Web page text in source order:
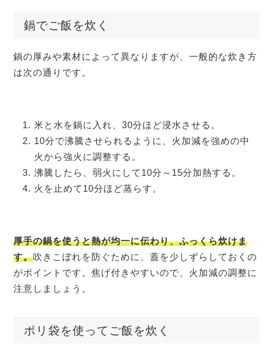
鍋でご飯を炊く
鍋の厚みや素材によって異なりますが、一般的な炊き方
は次の通りです。
米と水を鍋に入れ、30分ほど浸水させる。
10分で沸騰させられるように、火加減を強めの中
火から強火に調整する。
沸騰したら、弱火にして10分～15分加熱する。
火を止めて10分ほど蒸らす。
厚手の鍋を使うと熱が均一に伝わり、ふっくら炊けま
す。吹きこぼれを防ぐために、蓋を少しずらしておくの
がポイントです。焦げ付きやすいので、火加減の調整に
注意しましょう。
ポリ袋を使ってご飯を炊く